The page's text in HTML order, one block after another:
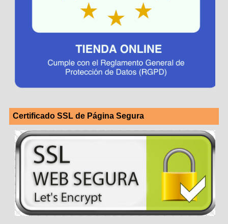
Certificado SSL de Página Segura